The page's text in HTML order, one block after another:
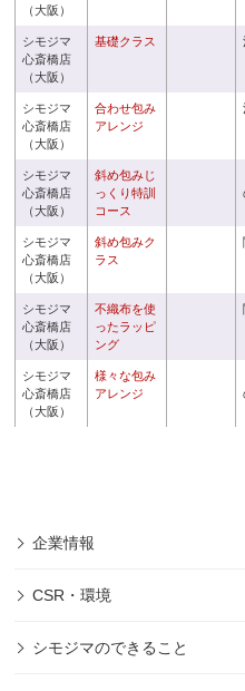
（大阪）
シモジマ
心斎橋店
（大阪）
基礎クラス
シモジマ
心斎橋店
（大阪）
合わせ包み
アレンジ
シモジマ
心斎橋店
（大阪）
斜め包みじ
っくり特訓
コース
シモジマ
心斎橋店
（大阪）
斜め包みク
ラス
シモジマ
心斎橋店
（大阪）
不織布を使
ったラッピ
ング
シモジマ
心斎橋店
（大阪）
様々な包み
アレンジ
企業情報
CSR・環境
シモジマのできること